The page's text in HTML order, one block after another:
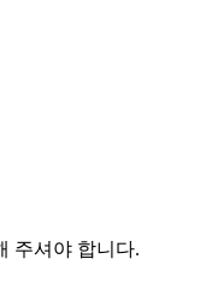
주셔야 합니다.